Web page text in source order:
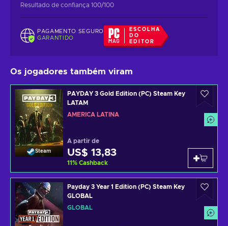
Resultado de confiança 100/100
PAGAMENTO SEGURO
GARANTIDO
ESCOLHA
DO
EDITOR
Os jogadores também viram
Steam
PAYDAY 3 Gold Edition (PC) Steam Key
LATAM
AMÉRICA LATINA
A partir de
US$ 13,83
11% Cashback
Payday 3 Year 1 Edition (PC) Steam Key
GLOBAL
GLOBAL